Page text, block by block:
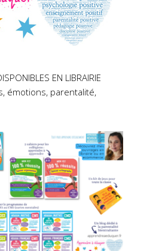
EN LIBRAIRIE
émotions, parentalité,